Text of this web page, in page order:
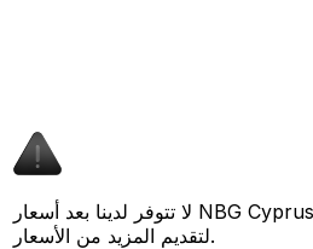
لا تتوفر لدينا بعد أسعار NBG Cyprus لهذا الزوج من العملات، لكن لا يزال بإمكانك مقارنة عرض سعر من NBG Cyprus بسعر Xe المباشر لمعرفة التوفير المحتمل. عد لاحقًا، فنحن نعمل باستمرار على توسيع بياناتنا
لتقديم المزيد من الأسعار.